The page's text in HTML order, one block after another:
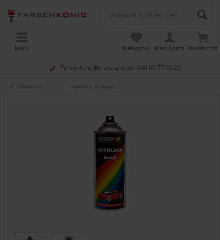
Persönliche Beratung unter 040 60 77 65 23
Warenkorb
Merkzettel Mein Konto
Menü
Übersicht Lackstifte für Autos